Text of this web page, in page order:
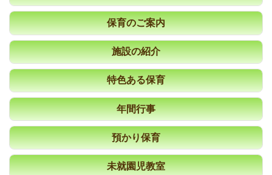
保育のご案内
施設の紹介
特色ある保育
年間行事
預かり保育
未就園児教室